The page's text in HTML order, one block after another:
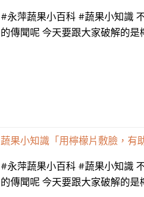
#永萍蔬果小百科 #蔬果小知識
的傳聞呢 今天要跟大家破解的是
蔬果小知識「用檸檬片敷臉，有
#永萍蔬果小百科 #蔬果小知識
的傳聞呢 今天要跟大家破解的是